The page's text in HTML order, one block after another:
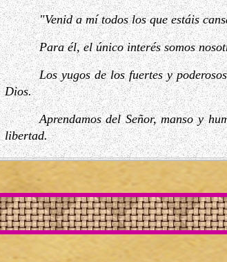
"Venid a mí todos los que estáis
Para él, el único interés somos
Los yugos de los fuertes y
Dios.
Aprendamos del Señor, manso y
libertad.